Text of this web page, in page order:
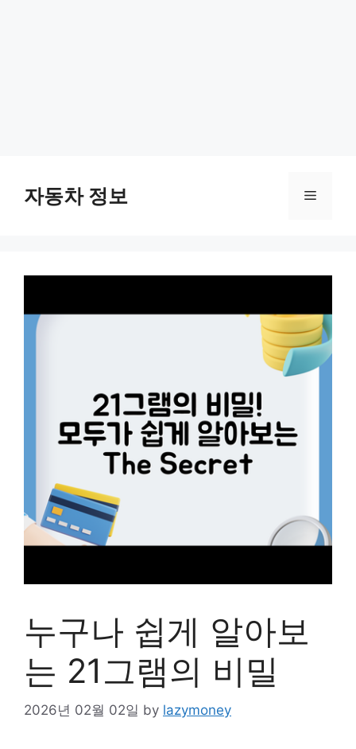
content자동차 정보 Menu
누구나 쉽게 알아보
는 21그램의 비밀
2026년 02월 02일 by lazymoney